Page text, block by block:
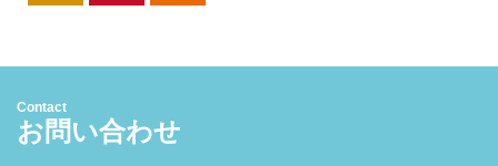
Contact
お問い合わせ